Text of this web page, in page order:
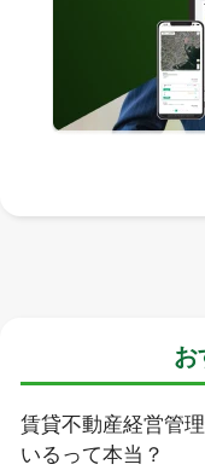
お
賃貸不動産経営管
いるって本当？